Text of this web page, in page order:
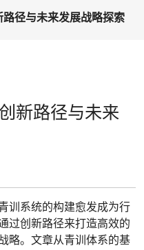
径与未来发展战略探索
新路径与未来
训系统的构建愈发成为行
过创新路径来打造高效的
略。文章从青训体系的基